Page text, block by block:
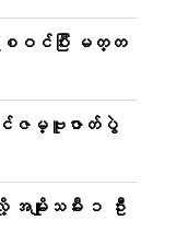
စဝင်ပြီး မတ္တ
ောင်ဇမ္ဗူဇာတ်ပွဲ
ျိုးသမီး ၁ ဦး